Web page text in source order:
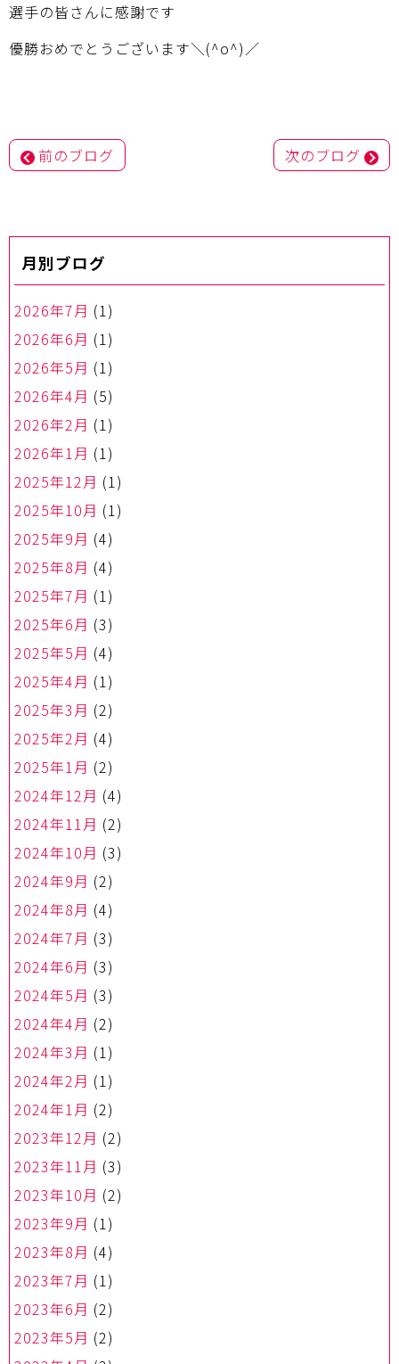
選手の皆さんに感謝です
優勝おめでとうございます＼(^o^)／
投
稿
ナ
ー
シ
ョ
ン
前のブログ 次のブログ
月別ブログ
2026年7月 (1)
2026年6月 (1)
2026年5月 (1)
2026年4月 (5)
2026年2月 (1)
2026年1月 (1)
2025年12月 (1)
2025年10月 (1)
2025年9月 (4)
2025年8月 (4)
2025年7月 (1)
2025年6月 (3)
2025年5月 (4)
2025年4月 (1)
2025年3月 (2)
2025年2月 (4)
2025年1月 (2)
2024年12月 (4)
2024年11月 (2)
2024年10月 (3)
2024年9月 (2)
2024年8月 (4)
2024年7月 (3)
2024年6月 (3)
2024年5月 (3)
2024年4月 (2)
2024年3月 (1)
2024年2月 (1)
2024年1月 (2)
2023年12月 (2)
2023年11月 (3)
2023年10月 (2)
2023年9月 (1)
2023年8月 (4)
2023年7月 (1)
2023年6月 (2)
2023年5月 (2)